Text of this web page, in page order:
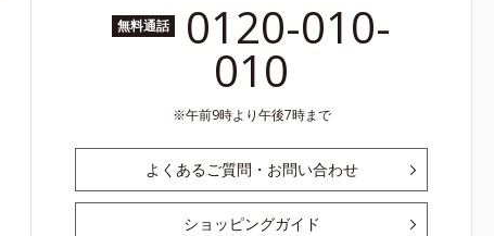
無料通話 0120-010-
010
午前9時より午後7時まで
よくあるご質問・お問い合わせ
ショッピングガイド